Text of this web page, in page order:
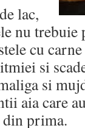
lac,
nu
cu
si
si
aia care
prima.